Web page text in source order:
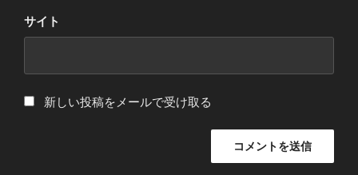
サイト
新しい投稿をメールで受け取る